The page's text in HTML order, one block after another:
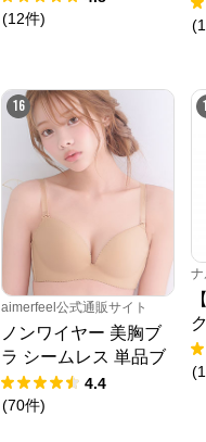
シャツ
(12件)
(
16
aimerfeel公式通販サイト
ノンワイヤー 美胸ブ
ラ シームレス 単品ブ
ラジャー
4.4
(70件)
ナ
(